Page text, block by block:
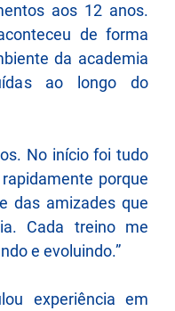
aos 12 anos.
de forma
da academia
ao longo do
No início foi tudo
porque
das amizades que
Cada treino me
e evoluindo.”
experiência em